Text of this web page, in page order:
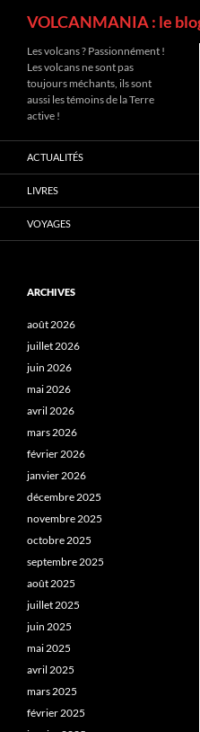
VOLCANMANIA : le
Les volcans ? Passionnément !
Les volcans ne sont pas
toujours méchants, ils sont
aussi les témoins de la Terre
active !
ACTUALITÉS
LIVRES
VOYAGES
ARCHIVES
août 2026
juillet 2026
juin 2026
mai 2026
avril 2026
mars 2026
février 2026
janvier 2026
décembre 2025
novembre 2025
octobre 2025
septembre 2025
août 2025
juillet 2025
juin 2025
mai 2025
avril 2025
mars 2025
février 2025